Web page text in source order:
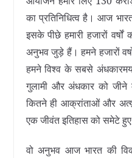
का प्रतिनिधित्‍व है। आज
इसके पीछे हमारी हजारों
अनुभव जुड़े हैं। हमने हजारों
हमने विश्व के सबसे
गुलामी और अंधकार को
कितने ही आक्रांताओं और
एक जीवंत इतिहास को समेटे
वो अनुभव आज भारत की